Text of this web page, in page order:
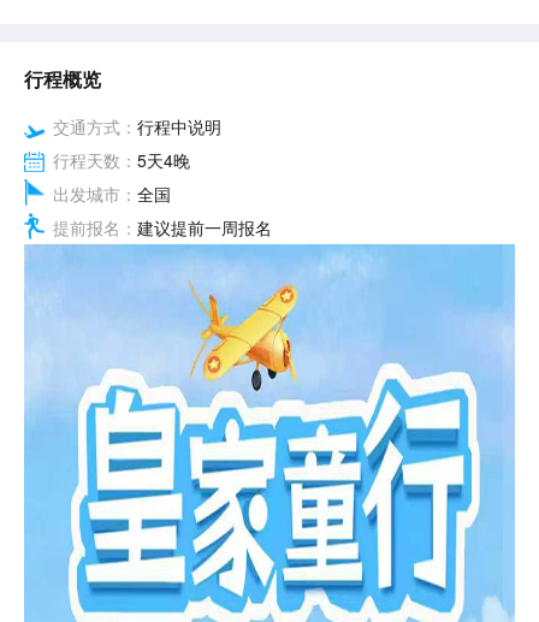
行程概览
交通方式： 行程中说明
行程天数： 5天4晚
出发城市： 全国
提前报名： 建议提前一周报名